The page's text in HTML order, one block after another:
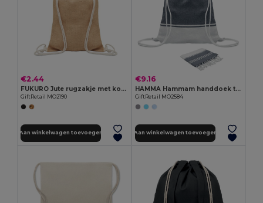
€2.44
FUKURO Jute rugzakje met koord
GiftRetail MO2190
Aan winkelwagen toevoegen
€9.16
HAMMA Hammam handdoek trekkoord tas set
GiftRetail MO2584
Aan winkelwagen toevoegen